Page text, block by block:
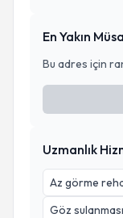
En Yakın
Bu adres için
Uzmanlık
Az görme
Göz